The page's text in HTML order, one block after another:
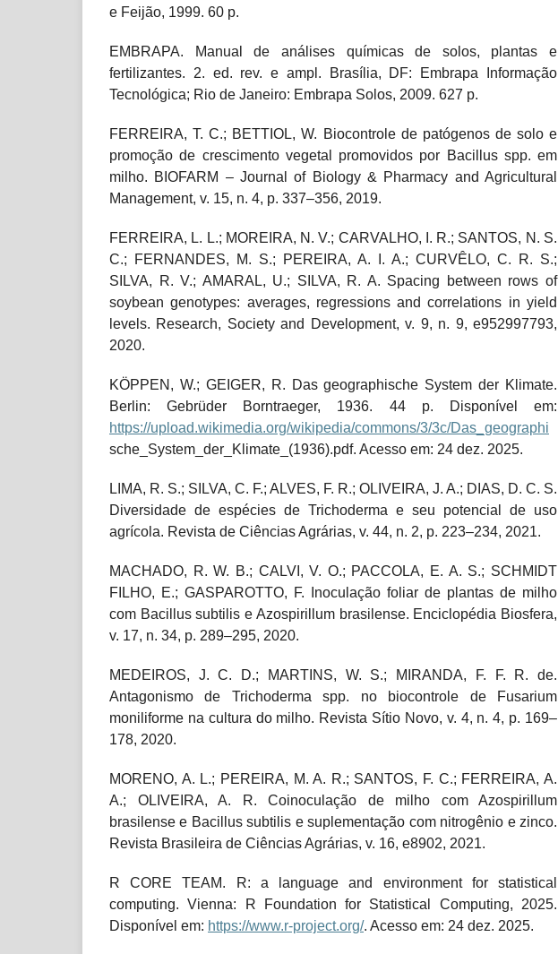
e Feijão, 1999. 60 p.
EMBRAPA. Manual de análises químicas de solos, plantas e
fertilizantes. 2. ed. rev. e ampl. Brasília, DF: Embrapa Informação
Tecnológica; Rio de Janeiro: Embrapa Solos, 2009. 627 p.
FERREIRA, T. C.; BETTIOL, W. Biocontrole de patógenos de solo e
promoção de crescimento vegetal promovidos por Bacillus spp. em
milho. BIOFARM – Journal of Biology & Pharmacy and Agricultural
Management, v. 15, n. 4, p. 337–356, 2019.
FERREIRA, L. L.; MOREIRA, N. V.; CARVALHO, I. R.; SANTOS, N. S.
C.; FERNANDES, M. S.; PEREIRA, A. I. A.; CURVÊLO, C. R. S.;
SILVA, R. V.; AMARAL, U.; SILVA, R. A. Spacing between rows of
soybean genotypes: averages, regressions and correlations in yield
levels. Research, Society and Development, v. 9, n. 9, e952997793,
2020.
KÖPPEN, W.; GEIGER, R. Das geographische System der Klimate.
Berlin: Gebrüder Borntraeger, 1936. 44 p. Disponível em:
https://upload.wikimedia.org/wikipedia/commons/3/3c/Das_geographi
sche_System_der_Klimate_(1936).pdf. Acesso em: 24 dez. 2025.
LIMA, R. S.; SILVA, C. F.; ALVES, F. R.; OLIVEIRA, J. A.; DIAS, D. C. S.
Diversidade de espécies de Trichoderma e seu potencial de uso
agrícola. Revista de Ciências Agrárias, v. 44, n. 2, p. 223–234, 2021.
MACHADO, R. W. B.; CALVI, V. O.; PACCOLA, E. A. S.; SCHMIDT
FILHO, E.; GASPAROTTO, F. Inoculação foliar de plantas de milho
com Bacillus subtilis e Azospirillum brasilense. Enciclopédia Biosfera,
v. 17, n. 34, p. 289–295, 2020.
MEDEIROS, J. C. D.; MARTINS, W. S.; MIRANDA, F. F. R. de.
Antagonismo de Trichoderma spp. no biocontrole de Fusarium
moniliforme na cultura do milho. Revista Sítio Novo, v. 4, n. 4, p. 169–
178, 2020.
MORENO, A. L.; PEREIRA, M. A. R.; SANTOS, F. C.; FERREIRA, A.
A.; OLIVEIRA, A. R. Coinoculação de milho com Azospirillum
brasilense e Bacillus subtilis e suplementação com nitrogênio e zinco.
Revista Brasileira de Ciências Agrárias, v. 16, e8902, 2021.
R CORE TEAM. R: a language and environment for statistical
computing. Vienna: R Foundation for Statistical Computing, 2025.
Disponível em: https://www.r-project.org/. Acesso em: 24 dez. 2025.